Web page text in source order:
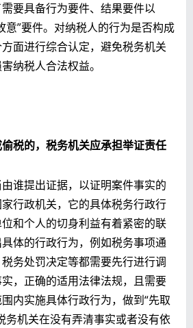
要具备行为要件、结果要件以
意”要件。对纳税人的行为是否构成
面进行综合认定，避免税务机关
纳税人合法权益。
税的， 税务机关应承担举证责任
谁提出证据，以证明案件事实的
行政机关，它的具体税务行政行
和个人的切身利益有着紧密的联
体的行政行为，例如税务事项通
务处罚决定等都需要先行进行调
，正确的适用法律法规，且需要
内实施具体行政行为，做到“先取
务机关在没有弄清事实或者没有依